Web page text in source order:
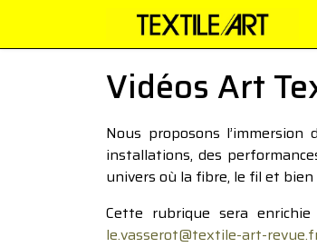
Vidéos Art
Nous proposons
installations, des
univers où la fibre, le fil et
Cette rubrique sera
le.vasserot@textile-art-